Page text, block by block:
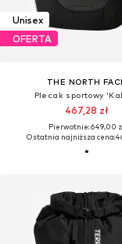
Unisex
OFERTA
THE NORTH
Plecak sportowy
467,28 zł
Pierwotnie: 649,00
Ostatnia najniższa cena: